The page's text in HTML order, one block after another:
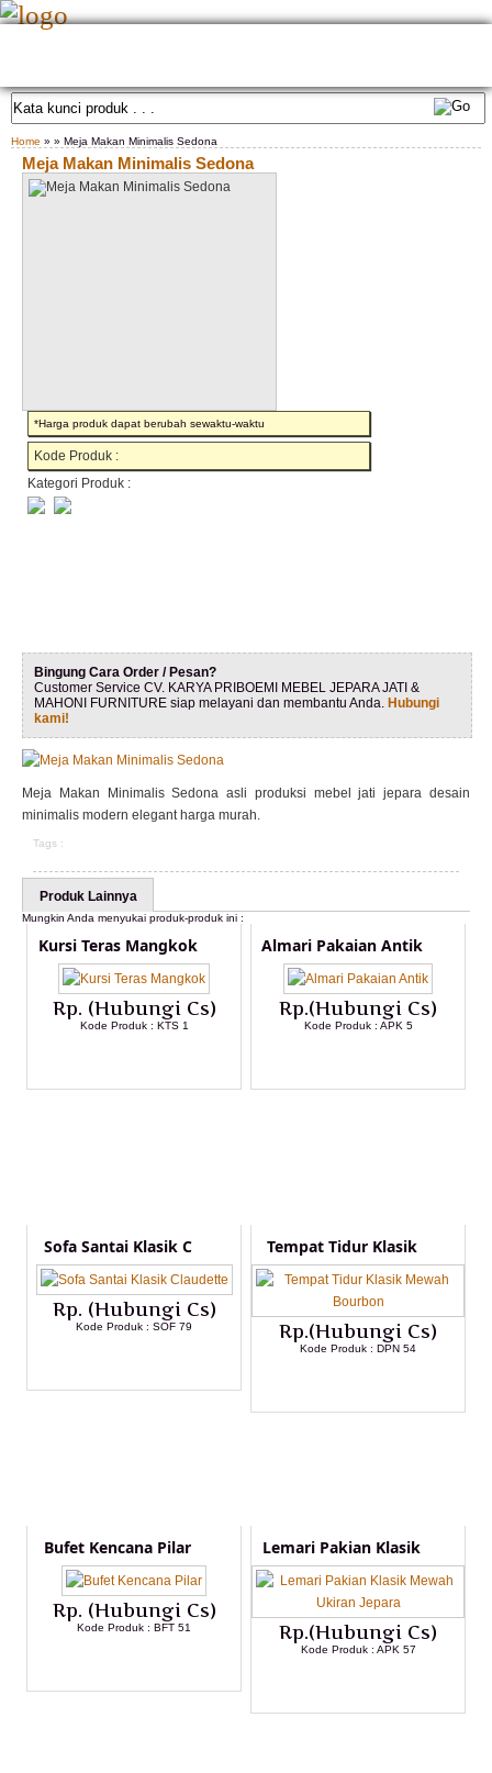
Home » » Meja Makan Minimalis Sedona
Meja Makan Minimalis Sedona
*Harga produk dapat berubah sewaktu-waktu
Kode Produk :
Kategori Produk :
Bingung Cara Order / Pesan?
Customer Service CV. KARYA PRIBOEMI MEBEL JEPARA JATI &
MAHONI FURNITURE siap melayani dan membantu Anda. Hubungi
kami!
Meja Makan Minimalis Sedona asli produksi mebel jati jepara desain
minimalis modern elegant harga murah.
Tags :
Produk Lainnya
Mungkin Anda menyukai produk-produk ini :
Kursi Teras Mangkok
Rp. (Hubungi Cs)
Kode Produk : KTS 1
Almari Pakaian Antik
Rp.(Hubungi Cs)
Kode Produk : APK 5
Sofa Santai Klasik C
Rp. (Hubungi Cs)
Kode Produk : SOF 79
Tempat Tidur Klasik
Rp.(Hubungi Cs)
Kode Produk : DPN 54
Bufet Kencana Pilar
Rp. (Hubungi Cs)
Kode Produk : BFT 51
Lemari Pakian Klasik
Rp.(Hubungi Cs)
Kode Produk : APK 57